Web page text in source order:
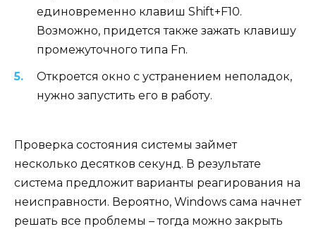
единовременно клавиш Shift+F10.
Возможно, придется также зажать клавишу
промежуточного типа Fn.
Откроется окно с устранением неполадок,
нужно запустить его в работу.
Проверка состояния системы займет
несколько десятков секунд. В результате
система предложит варианты реагирования на
неисправности. Вероятно, Windows сама начнет
решать все проблемы – тогда можно закрыть